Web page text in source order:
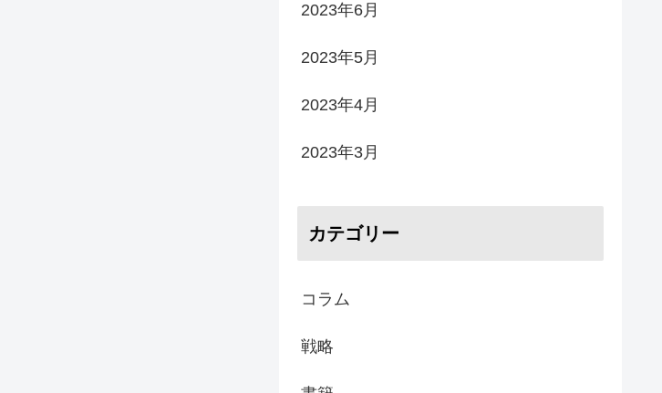
2023年6月
2023年5月
2023年4月
2023年3月
カテゴリー
コラム
戦略